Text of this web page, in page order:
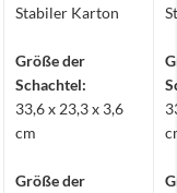
Stabiler Karton
Größe der
Schachtel:
33,6 x 23,3 x 3,6
cm
Größe der